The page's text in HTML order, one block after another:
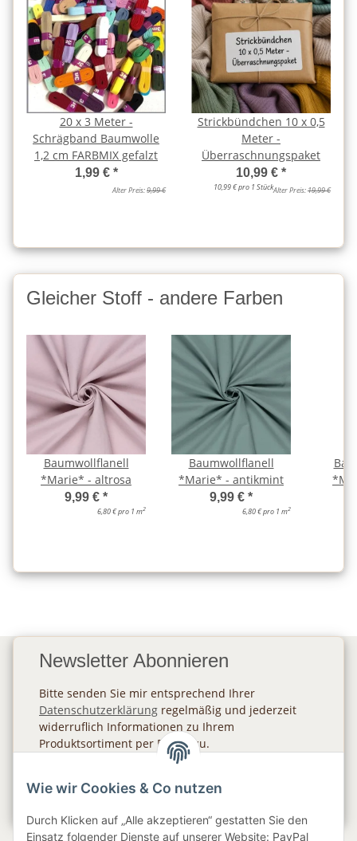
20 x 3 Meter -
Schrägband Baumwolle
1,2 cm FARBMIX gefalzt
1,99 € *
Alter Preis:9,99 €
Strickbündchen 10 x 0,5
Meter -
Überraschnungspaket
10,99 € *
10,99 € pro 1 StückAlter Preis:19,99 €
Gleicher Stoff - andere Farben
Baumwollflanell
*Marie* - altrosa
9,99 € *
6,80 € pro 1 m2
Baumwollflanell
*Marie* - antikmint
9,99 € *
6,80 € pro 1 m2
Newsletter Abonnieren
Bitte senden Sie mir entsprechend Ihrer
Datenschutzerklärung regelmäßig und jederzeit
widerruflich Informationen zu Ihrem
Produktsortiment per E-Mail zu.
Wie wir Cookies & Co nutzen
Durch Klicken auf „Alle akzeptieren“ gestatten Sie den
Einsatz folgender Dienste auf unserer Website: PayPal